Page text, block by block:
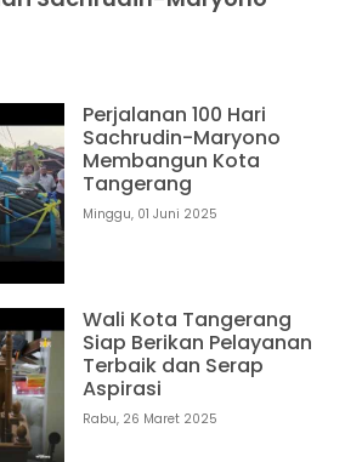
Perjalanan 100 Hari
Sachrudin-Maryono
Membangun Kota
Tangerang
Minggu, 01 Juni 2025
Wali Kota Tangerang
Siap Berikan Pelayanan
Terbaik dan Serap
Aspirasi
Rabu, 26 Maret 2025